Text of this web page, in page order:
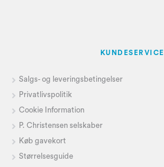
KUNDESERVICE
Salgs- og leveringsbetingelser
Privatlivspolitik
Cookie Information
P. Christensen selskaber
Køb gavekort
Størrelsesguide